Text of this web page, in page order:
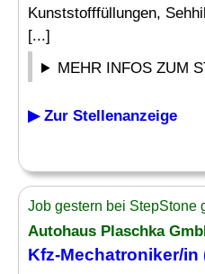
Kunststofffüllungen,
[...]
MEHR INFOS ZUM
▶ Zur Stellenanzeige
Job gestern bei StepStone
Autohaus Plaschka
Kfz-Mechatroniker/in